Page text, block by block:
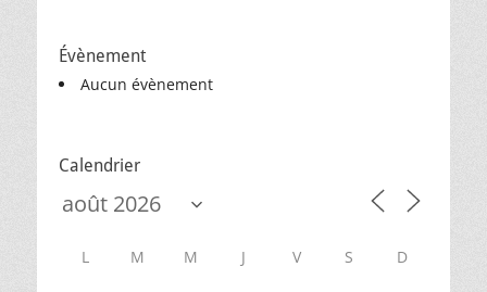
Évènement
Aucun évènement
Calendrier
L M M J V S D